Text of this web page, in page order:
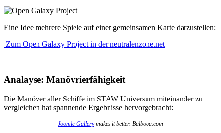
Eine Idee mehrere Spiele auf einer gemeinsamen Karte darzustellen:
Zum Open Galaxy Project in der neutralenzone.net
Analayse: Manövrierfähigkeit
Die Manöver aller Schiffe im STAW-Universum miteinander zu
vergleichen hat spannende Ergebnisse hervorgebracht:
Joomla Gallerymakes it better. Balbooa.com